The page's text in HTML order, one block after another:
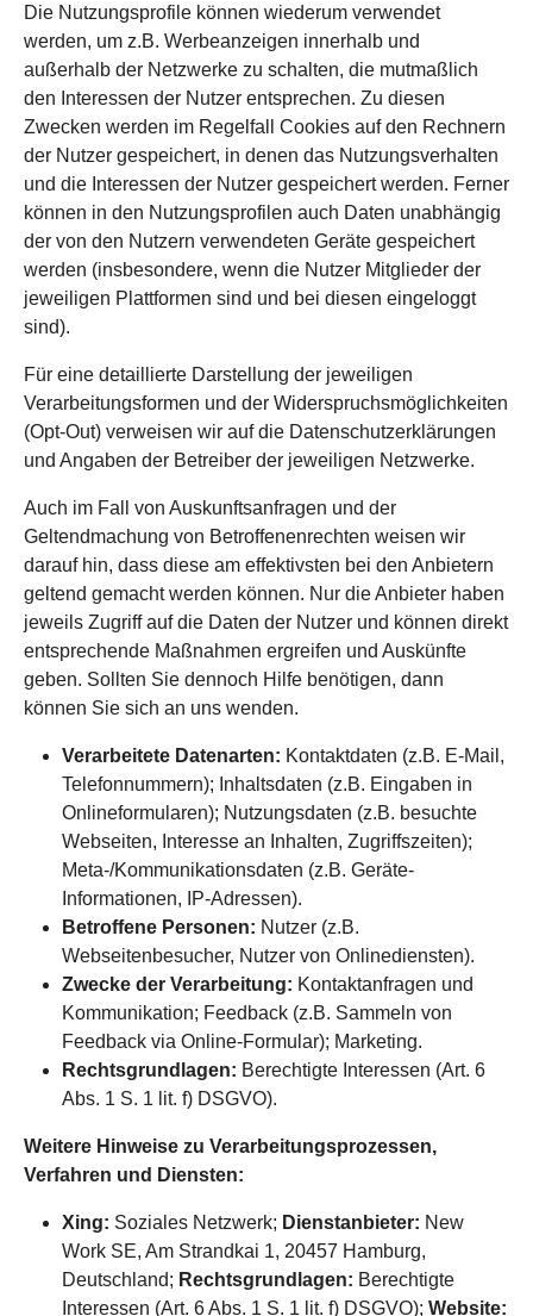
Die Nutzungsprofile können wiederum verwendet
werden, um z.B. Werbeanzeigen innerhalb und
außerhalb der Netzwerke zu schalten, die mutmaßlich
den Interessen der Nutzer entsprechen. Zu diesen
Zwecken werden im Regelfall Cookies auf den Rechnern
der Nutzer gespeichert, in denen das Nutzungsverhalten
und die Interessen der Nutzer gespeichert werden. Ferner
können in den Nutzungsprofilen auch Daten unabhängig
der von den Nutzern verwendeten Geräte gespeichert
werden (insbesondere, wenn die Nutzer Mitglieder der
jeweiligen Plattformen sind und bei diesen eingeloggt
sind).
Für eine detaillierte Darstellung der jeweiligen
Verarbeitungsformen und der Widerspruchsmöglichkeiten
(Opt-Out) verweisen wir auf die Datenschutzerklärungen
und Angaben der Betreiber der jeweiligen Netzwerke.
Auch im Fall von Auskunftsanfragen und der
Geltendmachung von Betroffenenrechten weisen wir
darauf hin, dass diese am effektivsten bei den Anbietern
geltend gemacht werden können. Nur die Anbieter haben
jeweils Zugriff auf die Daten der Nutzer und können direkt
entsprechende Maßnahmen ergreifen und Auskünfte
geben. Sollten Sie dennoch Hilfe benötigen, dann
können Sie sich an uns wenden.
Verarbeitete Datenarten: Kontaktdaten (z.B. E-Mail,
Telefonnummern); Inhaltsdaten (z.B. Eingaben in
Onlineformularen); Nutzungsdaten (z.B. besuchte
Webseiten, Interesse an Inhalten, Zugriffszeiten);
Meta-/Kommunikationsdaten (z.B. Geräte-
Informationen, IP-Adressen).
Betroffene Personen: Nutzer (z.B.
Webseitenbesucher, Nutzer von Onlinediensten).
Zwecke der Verarbeitung: Kontaktanfragen und
Kommunikation; Feedback (z.B. Sammeln von
Feedback via Online-Formular); Marketing.
Rechtsgrundlagen: Berechtigte Interessen (Art. 6
Abs. 1 S. 1 lit. f) DSGVO).
Weitere Hinweise zu Verarbeitungsprozessen,
Verfahren und Diensten:
Xing: Soziales Netzwerk; Dienstanbieter: New
Work SE, Am Strandkai 1, 20457 Hamburg,
Deutschland; Rechtsgrundlagen: Berechtigte
Interessen (Art. 6 Abs. 1 S. 1 lit. f) DSGVO); Website: